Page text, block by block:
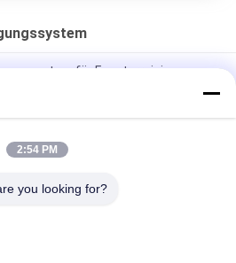
für Fensterreinigung
für
für
2:54 PM
you looking for?